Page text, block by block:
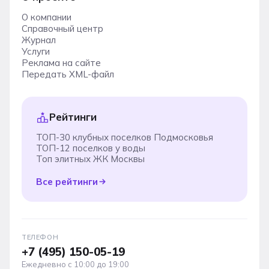
О компании
Справочный центр
Журнал
Услуги
Реклама на сайте
Передать XML-файл
Рейтинги
ТОП-30 клубных поселков Подмосковья
ТОП-12 поселков у воды
Топ элитных ЖК Москвы
Все рейтинги
ТЕЛЕФОН
+7 (495) 150-05-19
Ежедневно с 10:00 до 19:00